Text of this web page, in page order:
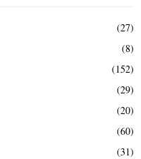
(27)
(8)
(152)
(29)
(20)
(60)
(31)